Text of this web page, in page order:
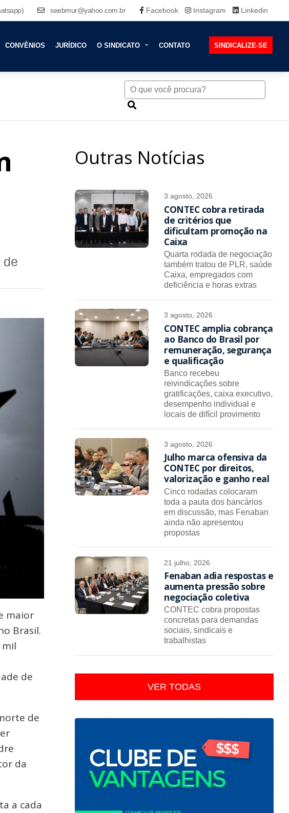
seebmur@yahoo.com.br Facebook Instagram Linkedin
CONVÊNIOS JURÍDICO O SINDICATO CONTATO SINDICALIZE-SE
de
maior
Brasil.
mil
de
de
da
a cada
Outras Notícias
3 agosto, 2026
CONTEC cobra retirada
de critérios que
dificultam promoção na
Caixa
Quarta rodada de negociação
também tratou de PLR, saúde
Caixa, empregados com
deficiência e horas extras
3 agosto, 2026
CONTEC amplia cobrança
ao Banco do Brasil por
remuneração, segurança
e qualificação
Banco recebeu
reivindicações sobre
gratificações, caixa executivo,
desempenho individual e
locais de difícil provimento
3 agosto, 2026
Julho marca ofensiva da
CONTEC por direitos,
valorização e ganho real
Cinco rodadas colocaram
toda a pauta dos bancários
em discussão, mas Fenaban
ainda não apresentou
propostas
21 julho, 2026
Fenaban adia respostas e
aumenta pressão sobre
negociação coletiva
CONTEC cobra propostas
concretas para demandas
sociais, sindicais e
trabalhistas
VER TODAS